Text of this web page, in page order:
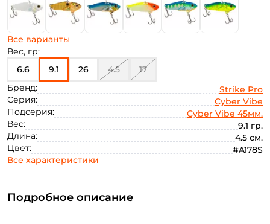
Все варианты
Вес, гр:
6.6
9.1 26 4.5
17
Бренд:
Strike Pro
Серия:
Cyber Vibe
Подсерия:
Cyber Vibe 45мм.
Вес:
9.1 гр.
Длина:
4.5 см.
Цвет:
#A178S
Все характеристики
Подробное описание